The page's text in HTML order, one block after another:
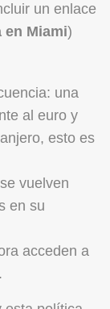
un enlace
en Miami)
una
al euro y
esto es
vuelven
en su
acceden a